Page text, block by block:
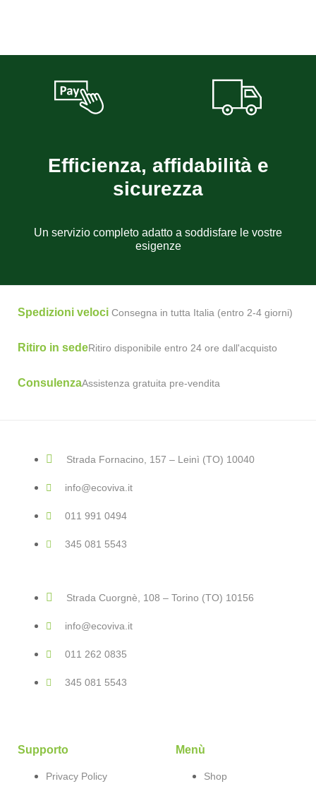
Efficienza, affidabilità e
sicurezza
Un servizio completo adatto a soddisfare le vostre
esigenze
Spedizioni veloci Consegna in tutta Italia (entro 2-4 giorni)
Ritiro in sedeRitiro disponibile entro 24 ore dall'acquisto
ConsulenzaAssistenza gratuita pre-vendita
Strada Fornacino, 157 – Leinì (TO) 10040
info@ecoviva.it
011 991 0494
345 081 5543
Strada Cuorgnè, 108 – Torino (TO) 10156
info@ecoviva.it
011 262 0835
345 081 5543
Supporto
Privacy Policy
Menù
Shop